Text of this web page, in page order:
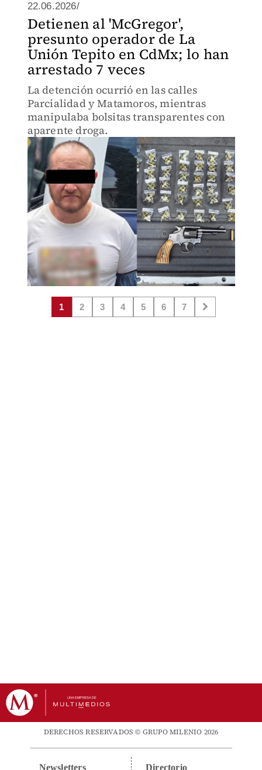
22.06.2026/
Detienen al 'McGregor',
presunto operador de La
Unión Tepito en CdMx; lo han
arrestado 7 veces
La detención ocurrió en las calles
Parcialidad y Matamoros, mientras
manipulaba bolsitas transparentes con
aparente droga.
1 2 3 4 5 6 7
DERECHOS RESERVADOS © GRUPO MILENIO 2026
Newsletters Directorio